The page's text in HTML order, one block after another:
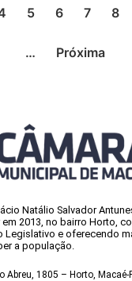
5 6 7 8
… Próxima
Natálio Salvador
2013, no bairro Horto,
Legislativo e oferecendo
a população.
Abreu, 1805 – Horto, Macaé-